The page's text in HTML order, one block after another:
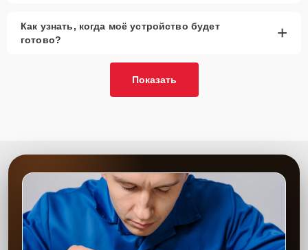
Как узнать, когда моё устройство будет
готово?
+
Показать